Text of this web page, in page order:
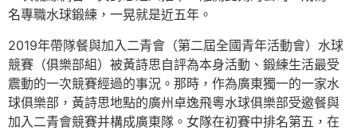
名專職水球鍛練，一晃就是近五年。
2019年帶隊餐與加入二青會（第二屆全國青年活動會）水球
競賽（俱樂部組）被黃詩思自評為本身活動、鍛練生活最受
震動的一次競賽經過的事況。那時，作為廣東獨一的一家水
球俱樂部，黃詩思地點的廣州卓逸飛粵水球俱樂部受邀餐與
加入二青會競賽并構成廣東隊。女隊在初賽中排名第五，在